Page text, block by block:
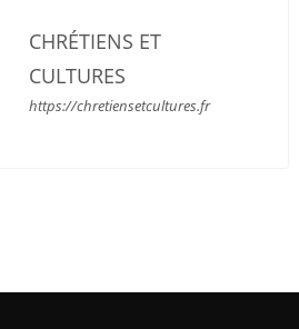
CHRÉTIENS ET
CULTURES
https://chretiensetcultures.fr